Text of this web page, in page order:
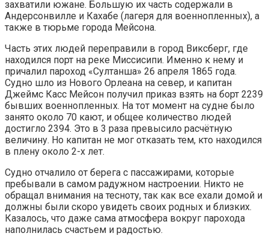
захватили южане. Большую их часть содержали в
Андерсонвилле и Кахабе (лагеря для военнопленных), а
также в тюрьме города Мейсона.
Часть этих людей переправили в город Виксберг, где
находился порт на реке Миссисипи. Именно к нему и
причалил пароход «Султанша» 26 апреля 1865 года.
Судно шло из Нового Орлеана на север, и капитан
Джеймс Касс Мейсон получил приказ взять на борт 2239
бывших военнопленных. На тот момент на судне было
занято около 70 кают, и общее количество людей
достигло 2394. Это в 3 раза превысило расчётную
величину. Но капитан не мог отказать тем, кто находился
в плену около 2-х лет.
Судно отчалило от берега с пассажирами, которые
пребывали в самом радужном настроении. Никто не
обращал внимания на тесноту, так как все ехали домой и
должны были скоро увидеть своих родных и близких.
Казалось, что даже сама атмосфера вокруг парохода
наполнилась счастьем и радостью.